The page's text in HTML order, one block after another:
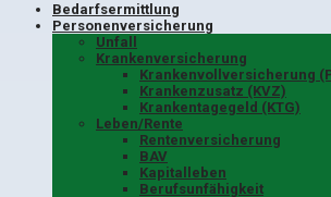
Bedarfsermittlung
Personenversicherung
Unfall
Krankenversicherung
Krankenvollversicherung
Krankenzusatz (KVZ)
Krankentagegeld (KTG)
Leben/Rente
Rentenversicherung
BAV
Kapitalleben
Berufsunfähigkeit